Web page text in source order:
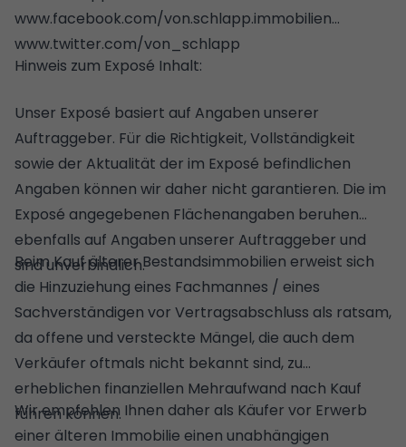
www.facebook.com/von.schlapp.immobilien
www.twitter.com/von_schlapp
Hinweis zum Exposé Inhalt:
Unser Exposé basiert auf Angaben unserer
Auftraggeber. Für die Richtigkeit, Vollständigkeit
sowie der Aktualität der im Exposé befindlichen
Angaben können wir daher nicht garantieren. Die im
Exposé angegebenen Flächenangaben beruhen
ebenfalls auf Angaben unserer Auftraggeber und
sind unverbindlich.
Beim Kauf älterer Bestandsimmobilien erweist sich
die Hinzuziehung eines Fachmannes / eines
Sachverständigen vor Vertragsabschluss als ratsam,
da offene und versteckte Mängel, die auch dem
Verkäufer oftmals nicht bekannt sind, zu
erheblichen finanziellen Mehraufwand nach Kauf
führen können.
Wir empfehlen Ihnen daher als Käufer vor Erwerb
einer älteren Immobilie einen unabhängigen